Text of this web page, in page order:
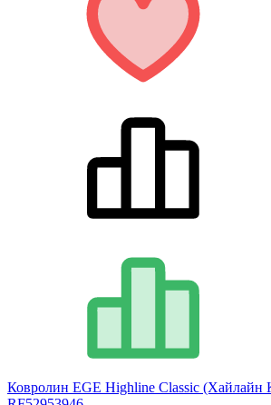
Ковролин EGE Highline Classic (Хайлайн